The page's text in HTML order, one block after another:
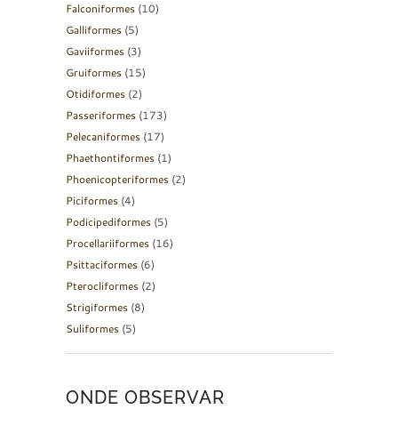
Falconiformes (10)
Galliformes (5)
Gaviiformes (3)
Gruiformes (15)
Otidiformes (2)
Passeriformes (173)
Pelecaniformes (17)
Phaethontiformes (1)
Phoenicopteriformes (2)
Piciformes (4)
Podicipediformes (5)
Procellariiformes (16)
Psittaciformes (6)
Pterocliformes (2)
Strigiformes (8)
Suliformes (5)
ONDE OBSERVAR